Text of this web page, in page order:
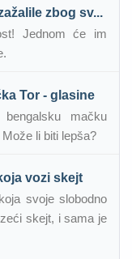
zbog sv...
Jednom će im
Tor - glasine
bengalsku mačku
li biti lepša?
vozi skejt
svoje slobodno
skejt, i sama je